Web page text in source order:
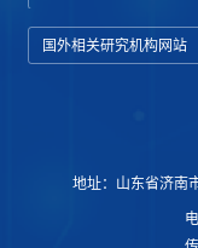
国外相关研究机构网站
地址：山东省济南